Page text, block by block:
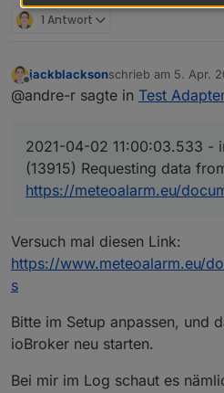
1 Antwort
Offline
jackblacksonschrieb am 5. Apr.
zuletzt editiert von
@andre-r sagte in Test
2021-04-02 11:00:03.533 -
(13915) Requesting data
https://meteoalarm.eu/
Versuch mal diesen Link:
https://www.meteoalarm.eu/
s
Bitte im Setup anpassen, und
ioBroker neu starten.
Bei mir im Log schaut es